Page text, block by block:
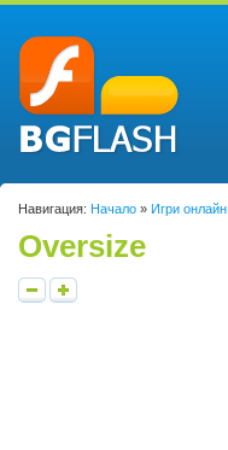
Навигация: Начало » Игри онлайн
Oversize